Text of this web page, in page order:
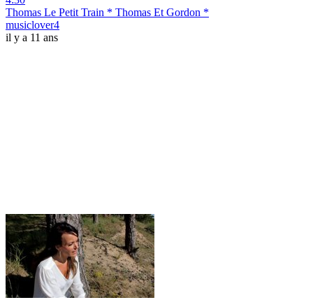
Thomas Le Petit Train * Thomas Et Gordon *
musiclover4
il y a 11 ans